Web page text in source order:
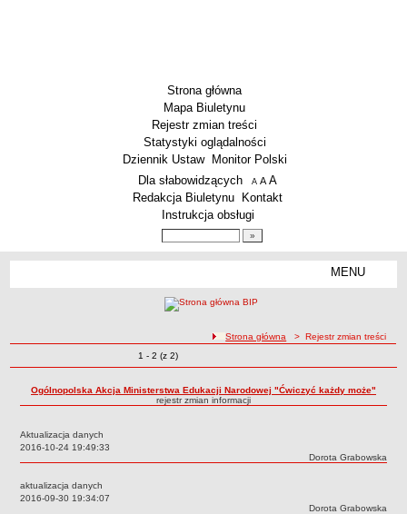
Strona główna
Mapa Biuletynu
Rejestr zmian treści
Statystyki oglądalności
Dziennik Ustaw
Monitor Polski
Menu dodatkowe
Dla słabowidzących A pomniejsz czcionkę
A standardowy rozmiar czcionki
A
Redakcja Biuletynu
Kontakt
Instrukcja obsługi
MENU
Techniczne Zakłady Naukowe
PRZEDSZKOLA
ARCHIWUM SZKÓŁ I PLACÓWEK
Zlikwidowane gimnazja
Przekształcone szkoły i placówki
ścieżka nawigacji
Strona główna > Rejestr zmian treści
Zmiany o pozycjach
1 - 2 (z 2)
Ogólnopolska Akcja Ministerstwa Edukacji Narodowej "Ćwiczyć każdy może"
rejestr zmian informacji
Aktualizacja danych
Data:
2016-10-24 19:49:33
Autor:
Dorota Grabowska
aktualizacja danych
Data:
2016-09-30 19:34:07
Autor:
Dorota Grabowska